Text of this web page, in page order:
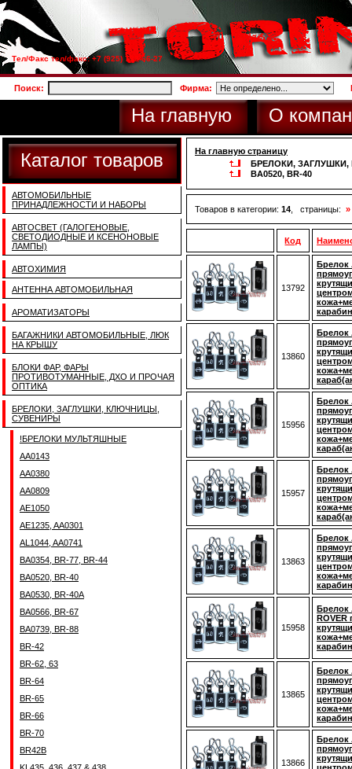
Тел/Факс тел/факс: +7 (925) 733-66-27
Поиск: Фирма:
На главную О
Каталог товаров
АВТОМОБИЛЬНЫЕ
ПРИНАДЛЕЖНОСТИ И НАБОРЫ
АВТОСВЕТ (ГАЛОГЕНОВЫЕ,
СВЕТОДИОДНЫЕ И КСЕНОНОВЫЕ
ЛАМПЫ)
АВТОХИМИЯ
АНТЕННА АВТОМОБИЛЬНАЯ
АРОМАТИЗАТОРЫ
БАГАЖНИКИ АВТОМОБИЛЬНЫЕ, ЛЮК
НА КРЫШУ
БЛОКИ ФАР, ФАРЫ
ПРОТИВОТУМАННЫЕ, ДХО И ПРОЧАЯ
ОПТИКА
БРЕЛОКИ, ЗАГЛУШКИ, КЛЮЧНИЦЫ,
СУВЕНИРЫ
!БРЕЛОКИ МУЛЬТЯШНЫЕ
AA0143
AA0380
AA0809
AE1050
AE1235, AA0301
AL1044, AA0741
BA0354, BR-77, BR-44
BA0520, BR-40
BA0530, BR-40A
BA0566, BR-67
BA0739, BR-88
BR-42
BR-62, 63
BR-64
BR-65
BR-66
BR-70
BR42B
На главную страницу
БРЕЛОКИ,
BA0520, BR-40
Товаров в категории: 14 , страницы: »
Код
13792
Брелок
13860
Брелок
15956
Брелок
15957
Брелок
13863
Брелок
15958
Брелок
ROVER
13865
Брелок
13866
Брелок